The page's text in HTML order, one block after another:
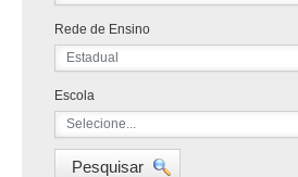
Rede de Ensino
Estadual
Escola
Selecione...
Pesquisar